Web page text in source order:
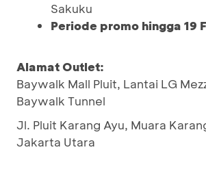
Sakuku
Periode promo hingga 19
Alamat Outlet:
Baywalk Mall Pluit, Lantai LG
Baywalk Tunnel
Jl. Pluit Karang Ayu, Muara
Jakarta Utara